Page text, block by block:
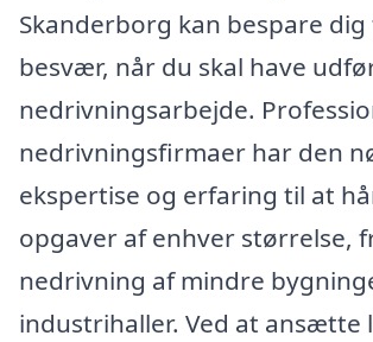
Skanderborg kan bespare
besvær, når du skal have
nedrivningsarbejde.
nedrivningsfirmaer har den
ekspertise og erfaring til at
opgaver af enhver størrelse,
nedrivning af mindre
industrihaller. Ved at ansætte